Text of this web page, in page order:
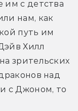
им с детства
нам, как
путь им
Хилл
зрительских
над
с Джоном, то